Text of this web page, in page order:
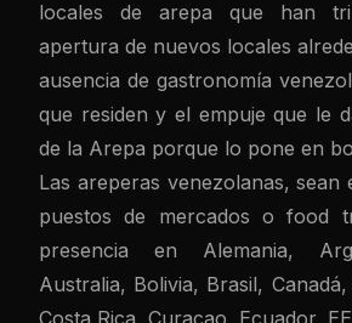
locales de arepa que han
apertura de nuevos locales
ausencia de gastronomía
que residen y el empuje que le
de la Arepa porque lo pone en
Las areperas venezolanas, sean
puestos de mercados o food
presencia en Alemania,
Australia, Bolivia, Brasil,
Costa Rica, Curacao, Ecuador,